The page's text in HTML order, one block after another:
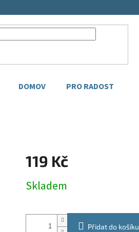
DOMOV PRO RADOST
119 Kč
cena:
Skladem
Přidat do košíku